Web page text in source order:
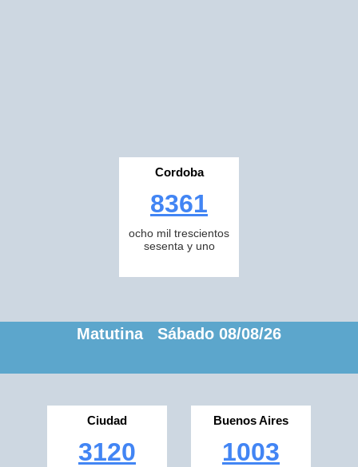
Cordoba
8361
ocho mil trescientos
sesenta y uno
Matutina Sábado 08/08/26
Ciudad
3120
Buenos Aires
1003